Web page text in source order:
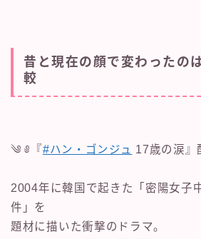
昔と現在の顔で変わったの
較
༄ ༅『#ハン・ゴンジュ 17歳の涙
2004年に韓国で起きた「密陽女子
件」を
題材に描いた衝撃のドラマ。